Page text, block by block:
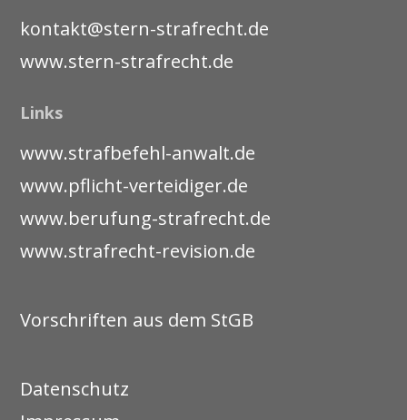
kontakt@stern-strafrecht.de
www.stern-strafrecht.de
Links
www.strafbefehl-anwalt.de
www.pflicht-verteidiger.de
www.berufung-strafrecht.de
www.strafrecht-revision.de
Vorschriften aus dem StGB
Datenschutz